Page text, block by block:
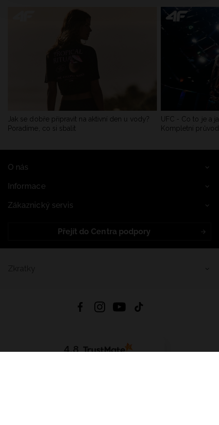
Jak se dobře připravit na aktivní den u vody?
Poradíme, co si sbalit
UFC - Co to je a
Kompletní
O nás
Informace
Zákaznický servis
Přejít do Centra podpory
4.8